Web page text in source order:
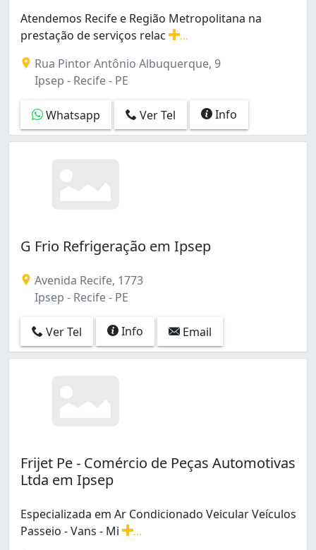
Bomba do Hemetério (2)
Bongi (1)
COHAB (5)
Campina do Barreto (1)
Campo Grande (1)
Casa Amarela (2)
Coelhos (1)
Coqueiral (1)
Espinheiro (3)
Ibura (1)
Ilha do Retiro (1)
Ipsep (6)
Iputinga (3)
Jardim São Paulo (4)
Nova Descoberta (1)
Paissandu (1)
Parque Oeste Industrial (1)
Passarinho (1)
Atendemos Recife e Região Metropolitana na
prestação de serviços relac
Rua Pintor Antônio Albuquerque, 9
Ipsep - Recife - PE
Whatsapp Ver Tel Info
G Frio Refrigeração em Ipsep
Avenida Recife, 1773
Ipsep - Recife - PE
Ver Tel Info Email
Frijet Pe - Comércio de Peças Automotivas
Ltda em Ipsep
Especializada em Ar Condicionado Veicular Veículos
Passeio - Vans - Mi